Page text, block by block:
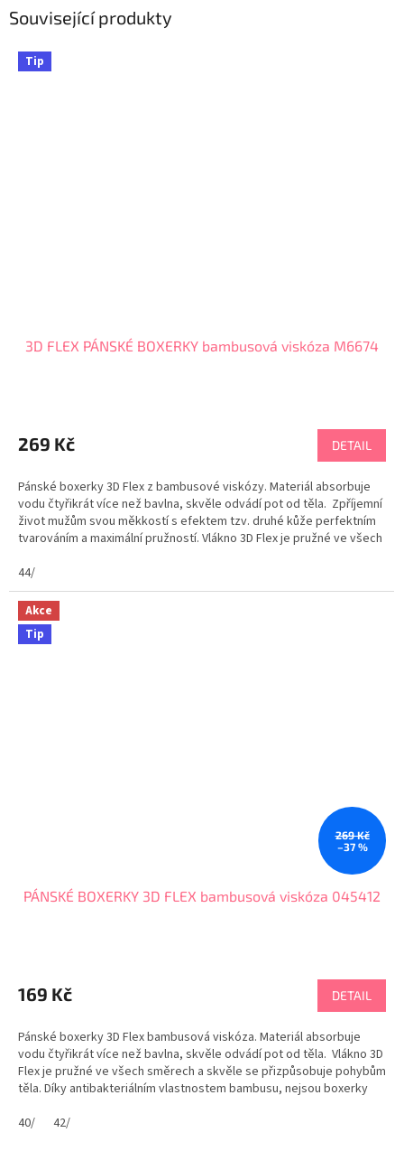
Související produkty
Tip
3D FLEX PÁNSKÉ BOXERKY bambusová viskóza M6674
269 Kč DETAIL
Pánské boxerky 3D Flex z bambusové viskózy. Materiál absorbuje
vodu čtyřikrát více než bavlna, skvěle odvádí pot od těla. Zpříjemní
život mužům svou měkkostí s efektem tzv. druhé kůže perfektním
tvarováním a maximální pružností. Vlákno 3D Flex je pružné ve všech
44/
Akce
Tip
269 Kč
–37 %
PÁNSKÉ BOXERKY 3D FLEX bambusová viskóza 045412
produktu
je
z
5
hvězdiček.
169 Kč DETAIL
Pánské boxerky 3D Flex bambusová viskóza. Materiál absorbuje
vodu čtyřikrát více než bavlna, skvěle odvádí pot od těla. Vlákno 3D
Flex je pružné ve všech směrech a skvěle se přizpůsobuje pohybům
těla. Díky antibakteriálním vlastnostem bambusu, nejsou boxerky
40/
42/